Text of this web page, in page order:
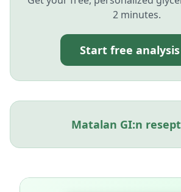
2 minutes.
Start free
Matalan GI:n